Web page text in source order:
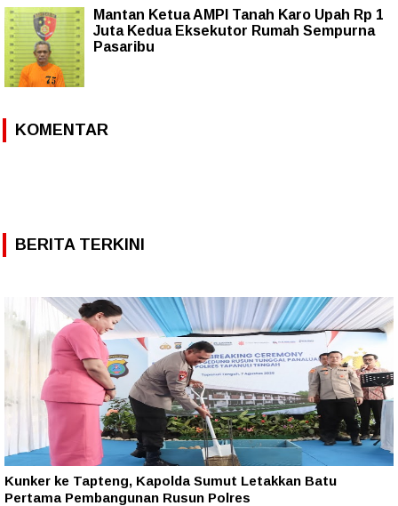
Mantan Ketua AMPI Tanah Karo Upah Rp 1
Juta Kedua Eksekutor Rumah Sempurna
Pasaribu
KOMENTAR
BERITA TERKINI
Kunker ke Tapteng, Kapolda Sumut Letakkan Batu
Pertama Pembangunan Rusun Polres